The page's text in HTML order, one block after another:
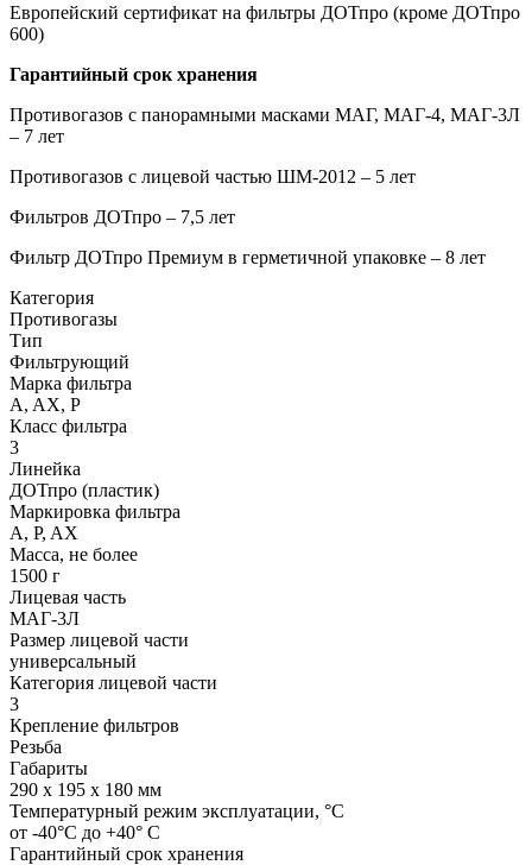
Европейский сертификат на фильтры ДОТпро (кроме ДОТпро
600)
Гарантийный срок хранения
Противогазов с панорамными масками МАГ, МАГ-4, МАГ-3Л
– 7 лет
Противогазов с лицевой частью ШМ-2012 – 5 лет
Фильтров ДОТпро – 7,5 лет
Фильтр ДОТпро Премиум в герметичной упаковке – 8 лет
Категория
Противогазы
Тип
Фильтрующий
Марка фильтра
A, AX, P
Класс фильтра
3
Линейка
ДОТпро (пластик)
Маркировка фильтра
A, P, AX
Масса, не более
1500 г
Лицевая часть
МАГ-3Л
Размер лицевой части
универсальный
Категория лицевой части
3
Крепление фильтров
Резьба
Габариты
290 х 195 х 180 мм
Температурный режим эксплуатации, °C
от -40°C до +40° C
Гарантийный срок хранения